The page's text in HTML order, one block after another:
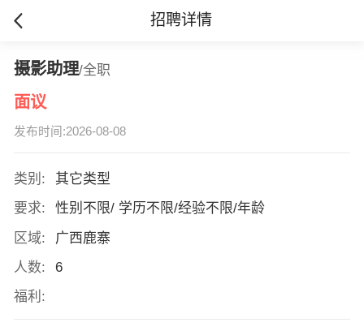
招聘详情
摄影助理/全职
面议
发布时间:2026-08-08
类别:
其它类型
要求:
性别不限/ 学历不限/经验不限/年龄
区域:
广西鹿寨
人数:
6
福利: